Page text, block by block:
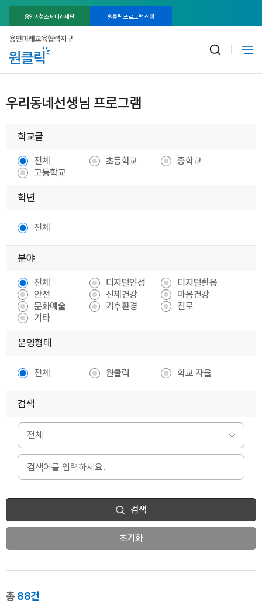
용인시청소년미래재단 원클릭 프로그램 신청
우리동네선생님 프로그램
학교글
전체 초등학교
중학교
고등학교
학년
전체
분야
전체 디지털인성
디지털활용
안전
신체건강
마음건강
문화예술
기후환경
진로
기타
운영형태
전체 원클릭 학교 자율
검색
검색
초기화
총 88건